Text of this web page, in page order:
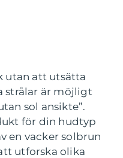
utan att utsätta
strålar är möjligt
sol ansikte”.
för din hudtyp
en vacker solbrun
utforska olika